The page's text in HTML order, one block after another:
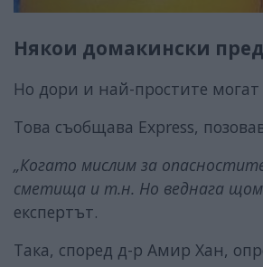
Някои домакински
Но дори и най-простите
Това съобщава Express,
„Когато мислим за
сметища и т.н. Но веднага
експертът.
Така, според д-р Амир Хан,